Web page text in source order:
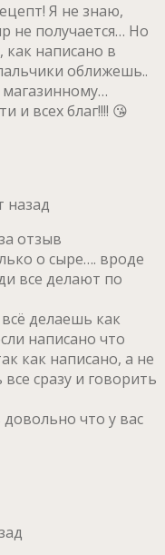
Я не знаю,
не получается… Но
как написано в
оближешь..
и всех благ!!!! 😘
назад
отзыв
о сыре…. вроде
все делают по
делаешь как
написано что
как написано, а не
сразу и говорить
что у вас